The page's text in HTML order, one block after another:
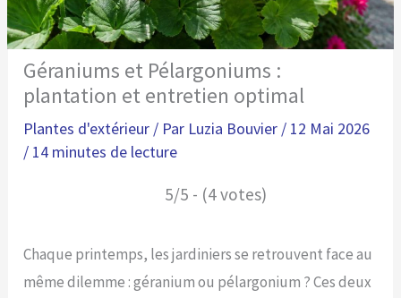
Géraniums et Pélargoniums :
plantation et entretien optimal
Plantes d'extérieur / Par Luzia Bouvier / 12 Mai 2026
/ 14 minutes de lecture
5/5 - (4 votes)
Chaque printemps, les jardiniers se retrouvent face au
même dilemme : géranium ou pélargonium ? Ces deux